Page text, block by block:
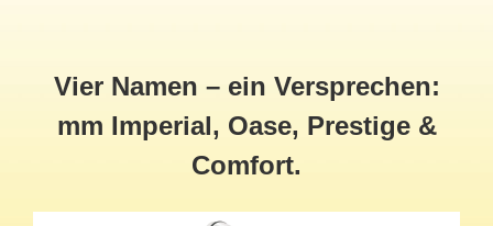
Vier Namen – ein Versprechen:
mm Imperial, Oase, Prestige &
Comfort.